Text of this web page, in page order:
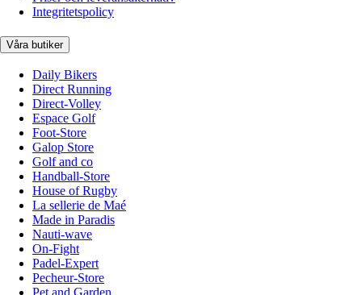
Integritetspolicy
Våra butiker
Daily Bikers
Direct Running
Direct-Volley
Espace Golf
Foot-Store
Galop Store
Golf and co
Handball-Store
House of Rugby
La sellerie de Maé
Made in Paradis
Nauti-wave
On-Fight
Padel-Expert
Pecheur-Store